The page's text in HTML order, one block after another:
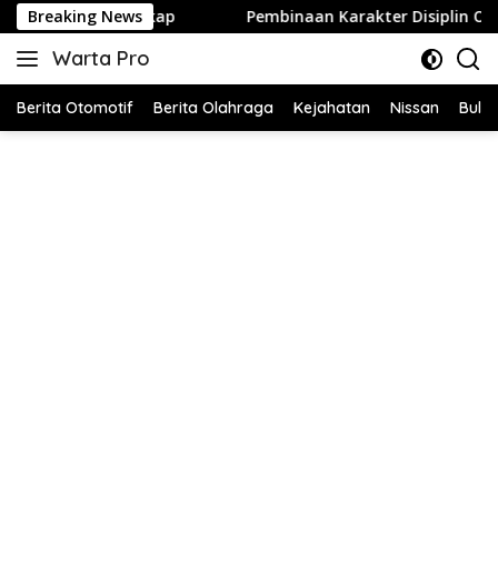
Langsung
ke
konten
Breaking News
Pembinaan Karakter Disiplin Oleh Babinsa Koramil 42-
Warta Pro
Akurat
Terpercaya
Berita Otomotif Berita Olahraga Kejahatan Nissan